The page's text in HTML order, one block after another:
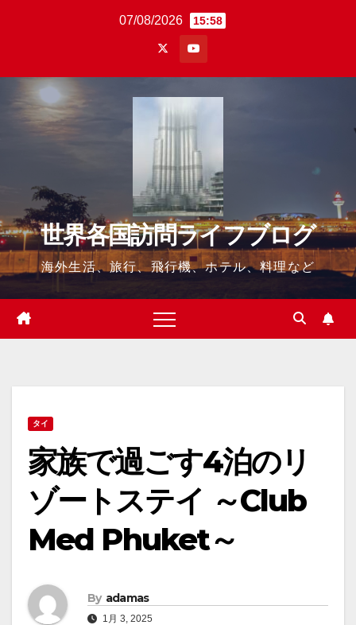
07/08/2026 15:58
世界各国訪問ライフブログ
海外生活、旅行、飛行機、ホテル、料理など
タイ
家族で過ごす4泊のリ
ゾートステイ ～Club
Med Phuket～
By adamas
1月 3, 2025